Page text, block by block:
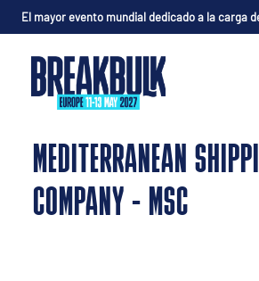
El mayor evento mundial dedicado a la carga
MEDITERRANEAN
COMPANY - MSC